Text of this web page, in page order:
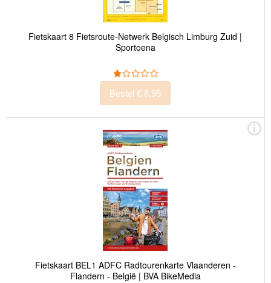
Fietskaart 8 Fietsroute-Netwerk Belgisch Limburg Zuid |
Sportoena
Bestel € 8,95
Fietskaart BEL1 ADFC Radtourenkarte Vlaanderen -
Flandern - België | BVA BikeMedia